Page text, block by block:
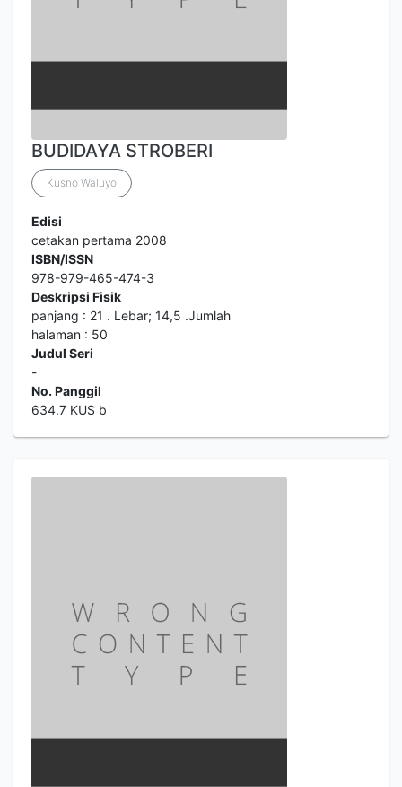
BUDIDAYA STROBERI
Kusno Waluyo
Edisi
cetakan pertama 2008
ISBN/ISSN
978-979-465-474-3
Deskripsi Fisik
panjang : 21 . Lebar; 14,5 .Jumlah
halaman : 50
Judul Seri
-
No. Panggil
634.7 KUS b